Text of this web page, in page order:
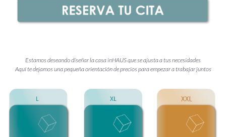
Estamos deseando diseñar la casa inHAUS que se ajusta a tus necesidades
Aquí te dejamos una pequeña orientación de precios para empezar a trabajar juntos